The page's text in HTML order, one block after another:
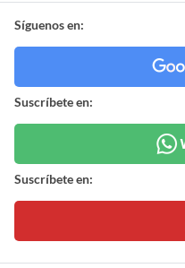
Síguenos en:
Suscríbete en:
Suscríbete en: